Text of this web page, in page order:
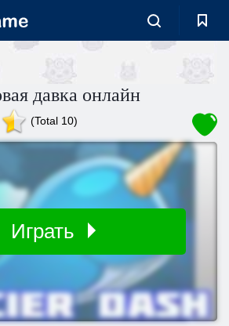
давка онлайн
(Total 10)
Играть